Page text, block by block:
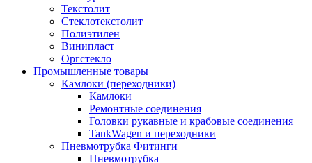
Текстолит
Стеклотекстолит
Полиэтилен
Винипласт
Оргстекло
Промышленные товары
Камлоки (переходники)
Камлоки
Ремонтные соединения
Головки рукавные и крабовые соединения
TankWagen и переходники
Пневмотрубка Фитинги
Пневмотрубка